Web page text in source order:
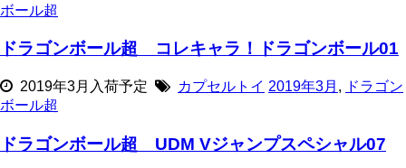
ボール超
ドラゴンボール超 コレキャラ！ドラゴンボール01
2019年3月入荷予定 カプセルトイ 2019年3月 , ドラゴン
ボール超
ドラゴンボール超 UDM Vジャンプスペシャル07